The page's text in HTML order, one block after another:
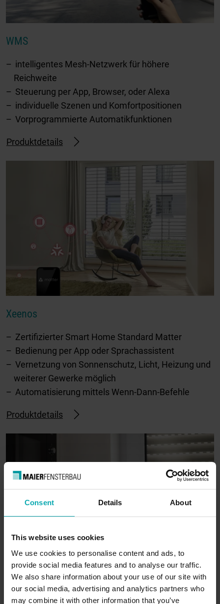
Consent Details About
This website uses cookies
We use cookies to personalise content and ads, to
provide social media features and to analyse our traffic.
We also share information about your use of our site with
our social media, advertising and analytics partners who
may combine it with other information that you’ve
WMS
intelligentes Mesh-Netzwerk für höhere
Reichweite
Steuerung per App, Browser, oder Alexa
individuelle Szenen und Komfortpositionen
Vorprogrammierte Automatikfunktionen
Produktdetails
Xeenos
Zertifizierter Smart Home Standard Matter
Bedienung per App oder Sprachassistent
Vernetzung von Sonnenschutz, Licht, Heizung und
weiterer Gewerke möglich
Automatisierung mittels Wenn-Dann-Befehle
Produktdetails
EWFS